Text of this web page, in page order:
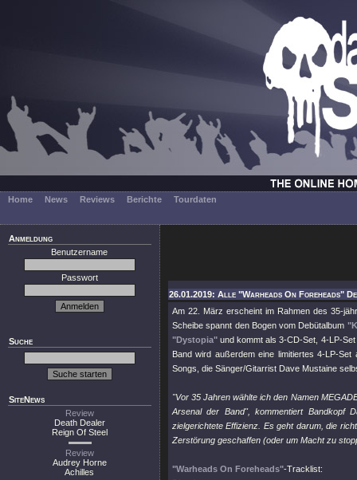
Home News Reviews Berichte Tourdaten
Anmeldung
Benutzername
Passwort
Suche
SiteNews
Review
Death Dealer
Reign Of Steel
Review
Audrey Horne
Achilles
26.01.2019: Alle "Warheads On Foreheads"
Am 22. März erscheint im Rahmen des 35-
Scheibe spannt den Bogen vom Debütalbum
"Dystopia" und kommt als 3-CD-Set, 4-LP-
Band wird außerdem eine limitiertes 4-LP-
Songs, die Sänger/Gitarrist Dave Mustaine
"Vor 35 Jahren wählte ich den Namen
Arsenal der Band", kommentiert Bandkopf
zielgerichtete Effizienz. Es geht darum, die
Zerstörung geschaffen (oder um Macht zu
"Warheads On Foreheads"-Tracklist: